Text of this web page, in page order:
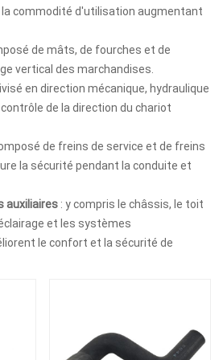
commodité d'utilisation augmentant
de mâts, de fourches et de
vertical des marchandises.
en direction mécanique, hydraulique
de la direction du chariot
de freins de service et de freins
la sécurité pendant la conduite et
auxiliaires : y compris le châssis, le toit
et les systèmes
le confort et la sécurité de